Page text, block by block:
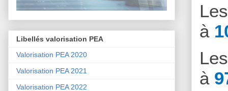
à
à
Libellés valorisation PEA
Valorisation PEA 2020
Valorisation PEA 2021
Valorisation PEA 2022